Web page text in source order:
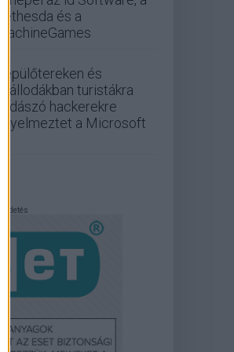
Bethesda és a
MachineGames
Repülőtereken és
szállodákban turistákra
vadászó hackerekre
figyelmeztet a Microsoft
Hirdetés